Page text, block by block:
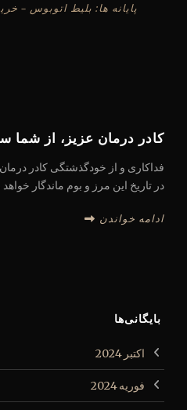
پایانه ها: بلیط اتوبوس –
کادر درمان عزیز، از شما
فداکاری و از خودگذشتگی کادر
در تاریخ این مرز و بوم ماندگار
ادامه خواندن
بایگانی‌ها
اکتبر 2024
فوریه 2024